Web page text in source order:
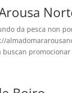
da pesca non